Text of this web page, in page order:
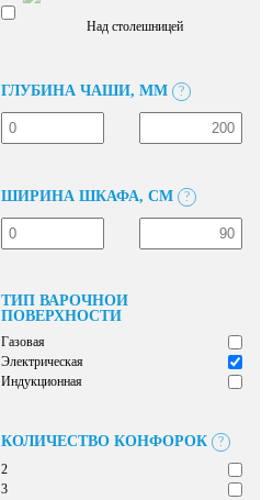
Над столешницей
ГЛУБИНА ЧАШИ, ММ ?
ШИРИНА ШКАФА, СМ ?
ТИП ВАРОЧНОЙ
ПОВЕРХНОСТИ
Газовая
Электрическая
Индукционная
КОЛИЧЕСТВО КОНФОРОК
?
2
3